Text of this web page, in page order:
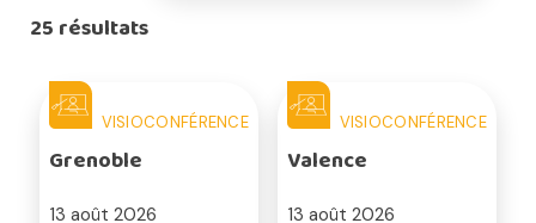
25 résultats
VISIOCONFÉRENCE
Grenoble
13 août 2026
VISIOCONFÉRENCE
Valence
13 août 2026